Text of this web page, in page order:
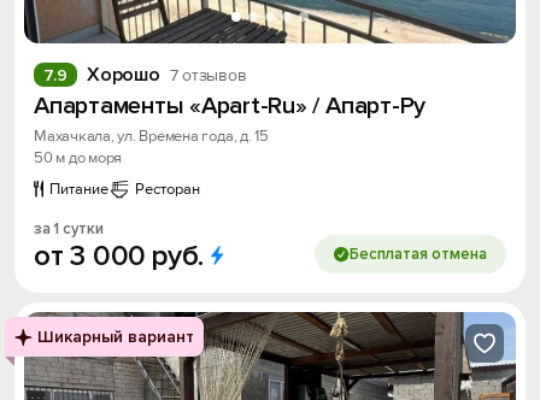
Хорошо 7 отзывов
7.9
Апартаменты «Apart-Ru» / Апарт-Ру
Махачкала, ул. Времена года, д. 15
50 м до моря
Питание
Ресторан
за 1 сутки
от3 000 руб. Бесплатая отмена
Шикарный вариант